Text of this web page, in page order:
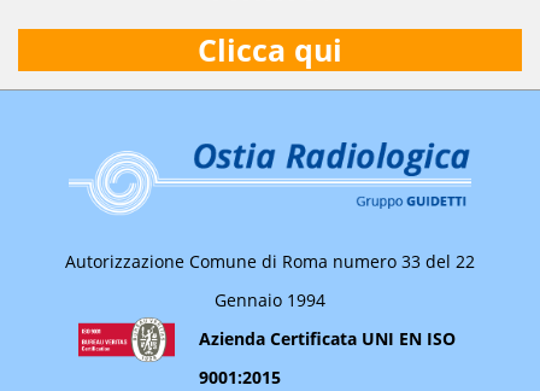
Clicca qui
Autorizzazione Comune di Roma numero 33 del 22
Gennaio 1994
Azienda Certificata UNI EN ISO
9001:2015